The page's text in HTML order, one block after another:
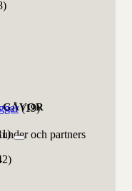
GÅVOR
och partners
(19)